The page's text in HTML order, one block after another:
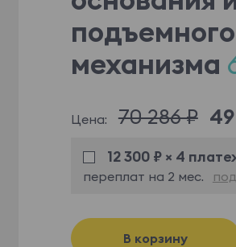
подъемного
механизма
Цена: 70 286 ₽
12 300 ₽ × 4
переплат на 2 мес.
В корзину